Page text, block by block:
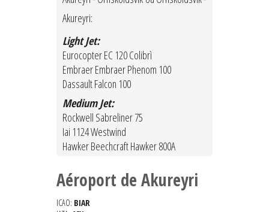
Akureyri:
Light Jet:
Eurocopter EC 120 Colibrì
Embraer Embraer Phenom 100
Dassault Falcon 100
Medium Jet:
Rockwell Sabreliner 75
Iai 1124 Westwind
Hawker Beechcraft Hawker 800A
Aéroport de Akureyri
ICAO: BIAR